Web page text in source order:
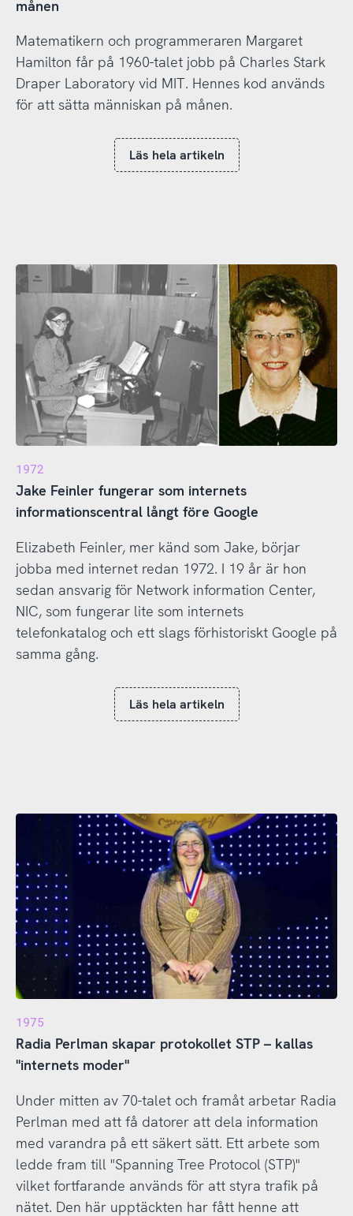
månen
Matematikern och programmeraren Margaret
Hamilton får på 1960-talet jobb på Charles Stark
Draper Laboratory vid MIT. Hennes kod används
för att sätta människan på månen.
Läs hela artikeln
1972
Jake Feinler fungerar som internets
informationscentral långt före Google
Elizabeth Feinler, mer känd som Jake, börjar
jobba med internet redan 1972. I 19 år är hon
sedan ansvarig för Network information Center,
NIC, som fungerar lite som internets
telefonkatalog och ett slags förhistoriskt Google på
samma gång.
Läs hela artikeln
1975
Radia Perlman skapar protokollet STP – kallas
"internets moder"
Under mitten av 70-talet och framåt arbetar Radia
Perlman med att få datorer att dela information
med varandra på ett säkert sätt. Ett arbete som
ledde fram till "Spanning Tree Protocol (STP)"
vilket fortfarande används för att styra trafik på
nätet. Den här upptäckten har fått henne att